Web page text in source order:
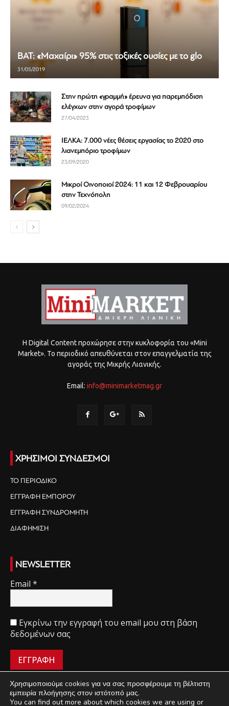
BAT: «Μαχαίρι» 95% στις τοξικές ουσίες με το glo
31/05/2019
Στην πρώτη «γραμμή» έρευνα για παρεμπόδιση
ελέγχων στην αγορά τροφίμων
27/04/2023
ΙΕΛΚΑ: 7.000 νέες θέσεις εργασίας το 2020 στο
λιανεμπόριο τροφίμων
23/09/2020
Μικροί Οινοποιοί 2024: 11 και 12 Φεβρουαρίου
στην Τεχνόπολη
09/02/2024
Η Digital Content προχώρησε στην κυκλοφορία του «Mini
Market». Το περιοδικό απευθύνεται στον επαγγελματία της
αγοράς της Μικρής Λιανικής.
Email: info@minimarketmag.gr
ΧΡΗΣΙΜΟΙ ΣΥΝΔΕΣΜΟΙ
ΤΟ ΠΕΡΙΟΔΙΚΟ
ΕΓΓΡΑΦΗ ΕΜΠΟΡΟΥ
ΕΓΓΡΑΦΗ ΣΥΝΔΡΟΜΗΤΗ
ΔΙΑΦΗΜΙΣΗ
NEWSLETTER
Email *
Εγκρίνω την εγγραφή του email μου στη βάση
δεδομένων σας
Χρησιμοποιούμε cookies για να σας προσφέρουμε τη βέλτιστη
εμπειρία πλοήγησης στον ιστότοπό μας.
You can find out more about which cookies we are using or